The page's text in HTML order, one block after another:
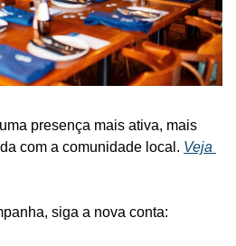
presença mais ativa, mais
com a comunidade local. Veja
siga a nova conta: